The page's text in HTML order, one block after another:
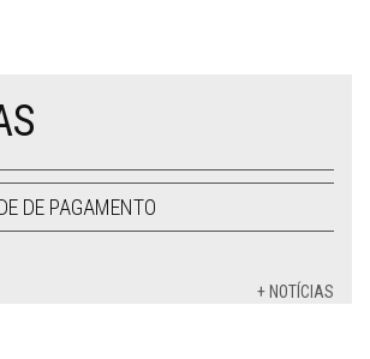
DE PAGAMENTO
+ NOTÍCIAS